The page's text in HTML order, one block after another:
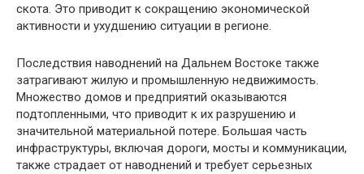
скота. Это приводит к сокращению экономической
активности и ухудшению ситуации в регионе.
Последствия наводнений на Дальнем Востоке также
затрагивают жилую и промышленную недвижимость.
Множество домов и предприятий оказываются
подтопленными, что приводит к их разрушению и
значительной материальной потере. Большая часть
инфраструктуры, включая дороги, мосты и коммуникации,
также страдает от наводнений и требует серьезных